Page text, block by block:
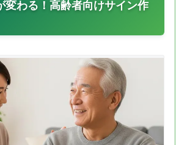
変わる！高齢者向けサイン作